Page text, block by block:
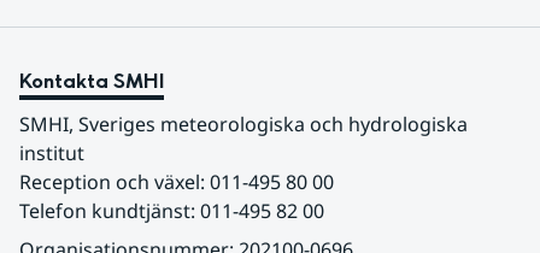
Kontakta SMHI
SMHI, Sveriges meteorologiska och hydrologiska
institut
Reception och växel: 011-495 80 00
Telefon kundtjänst: 011-495 82 00